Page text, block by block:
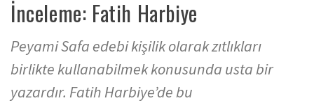
İnceleme: Fatih Harbiye
Peyami Safa edebi kişilik olarak zıtlıkları
birlikte kullanabilmek konusunda usta bir
yazardır. Fatih Harbiye’de bu